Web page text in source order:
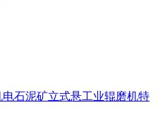
石泥矿立式悬工业辊磨机特